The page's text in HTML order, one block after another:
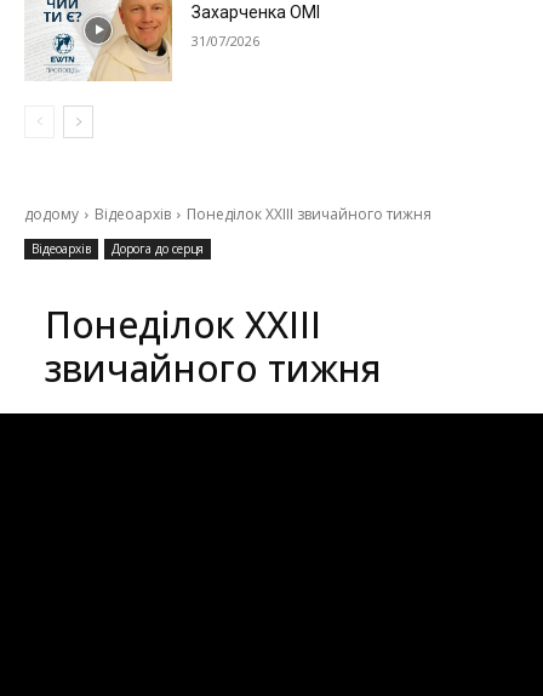
Захарченка ОМІ
31/07/2026